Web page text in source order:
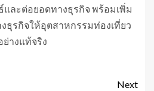
ละต่อยอดทางธุรกิจ พร้อมเพิ่ม
ธุรกิจให้อุตสาหกรรมท่องเที่ยว
างแท้จริง
Next